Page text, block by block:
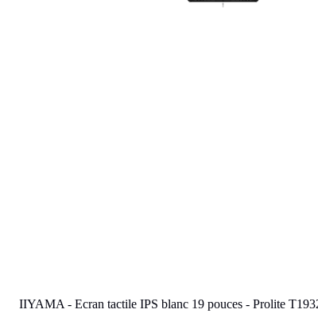
IIYAMA - Ecran tactile IPS blanc 19 pouces - Prolite